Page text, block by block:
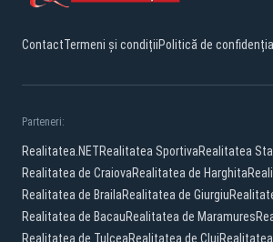
ContactTermeni și condițiiPolitică de
Parteneri:
Realitatea.NETRealitatea SportivaRealitatea
Realitatea de CraiovaRealitatea de Harghita
Realitatea de BrailaRealitatea de Giurgiu
Realitatea de BacauRealitatea de Maramures
Realitatea de TulceaRealitatea de Cluj